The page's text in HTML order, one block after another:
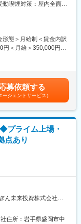
ながっていくと考えて
ける今こそ、環境の変
を切り拓いていくとい
える拠点
銀行は「地域社会の発
う理念を掲げ、東証プ
方銀行です。
ーション改善を通じて
ただきます。
す。
年金導入支援サービス
号
います。行内研修とし
実施するとともに、行
、専門学校等へのスク
動喫煙対策：屋内全面禁
ートワーク含む）
態＞月給制＜賃金内訳
円＜月給＞350,000円～
上下する可能性があり
です。
募依頼する
ージェントサービス）
プライム上場・
点あり
ん未来投資株式会社へ
住所：岩手県盛岡市中